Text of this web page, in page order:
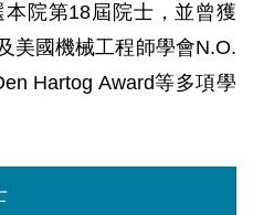
院第18屆院士，並曾獲
美國機械工程師學會N.O.
Hartog Award等多項學